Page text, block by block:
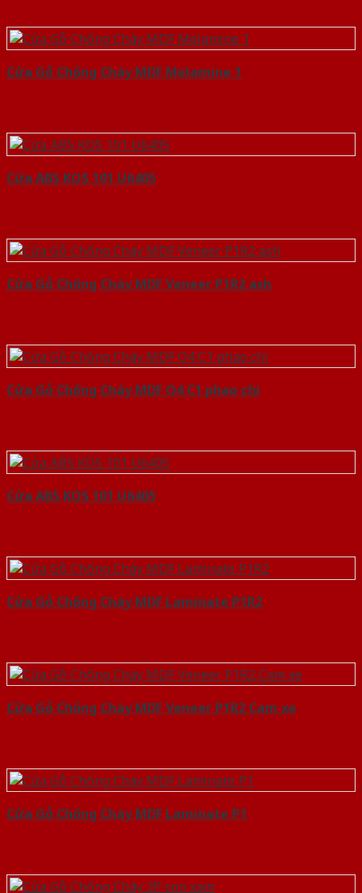
Cửa Gỗ Chống Cháy MDF Melamine 1
Cửa ABS KOS 101 U6405
Cửa Gỗ Chống Cháy MDF Veneer P1R2 ash
Cửa Gỗ Chống Cháy MDF O4 C1 phao chi
Cửa ABS KOS 101 U6405
Cửa Gỗ Chống Cháy MDF Laminate P1R2
Cửa Gỗ Chống Cháy MDF Veneer P1R2 Cam xe
Cửa Gỗ Chống Cháy MDF Laminate P1